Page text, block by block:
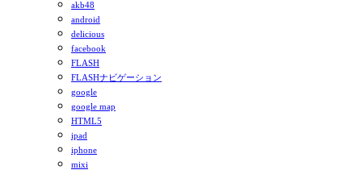
akb48
android
delicious
facebook
FLASH
FLASHナビゲーション
google
google map
HTML5
ipad
iphone
mixi